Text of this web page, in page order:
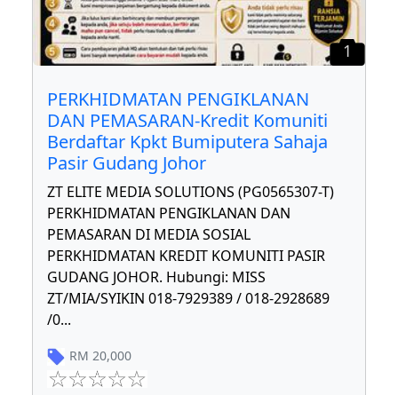
1
PERKHIDMATAN PENGIKLANAN
DAN PEMASARAN-Kredit Komuniti
Berdaftar Kpkt Bumiputera Sahaja
Pasir Gudang Johor
ZT ELITE MEDIA SOLUTIONS (PG0565307-T)
PERKHIDMATAN PENGIKLANAN DAN
PEMASARAN DI MEDIA SOSIAL
PERKHIDMATAN KREDIT KOMUNITI PASIR
GUDANG JOHOR. Hubungi: MISS
ZT/MIA/SYIKIN 018-7929389 / 018-2928689
/0...
RM 20,000